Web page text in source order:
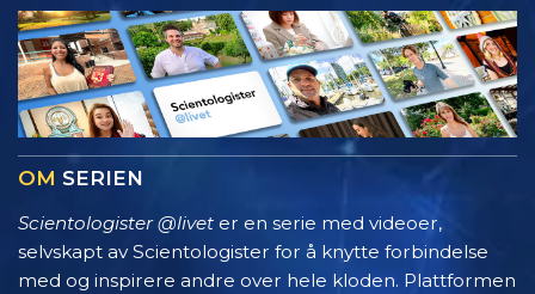
OM SERIEN
Scientologister @livet er en serie med videoer,
selvskapt av Scientologister for å knytte forbindelse
med og inspirere andre over hele kloden. Plattformen